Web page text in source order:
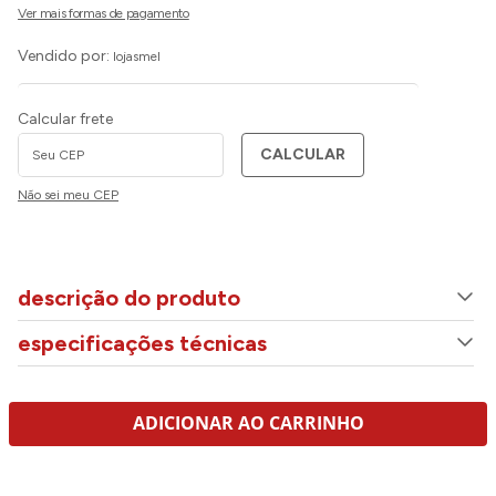
Vendido por: lojasmel
Calcular frete
CALCULAR
Não sei meu CEP
descrição do produto
especificações técnicas
ADICIONAR AO CARRINHO